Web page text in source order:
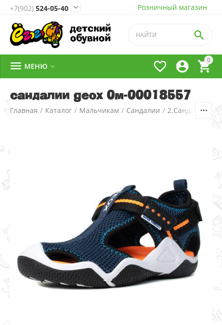
Розничный магазин
+7(902) 524-05-40 
0




 МЕНЮ 
сандалии geox 0м-00018557
Главная / Каталог / Мальчикам / Сандалии / 2.Сандалии д/м